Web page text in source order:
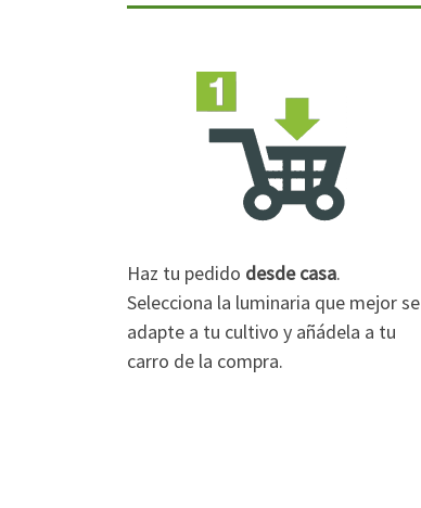
Haz tu pedido desde casa.
Selecciona la luminaria que mejor se
adapte a tu cultivo y añádela a tu
carro de la compra.